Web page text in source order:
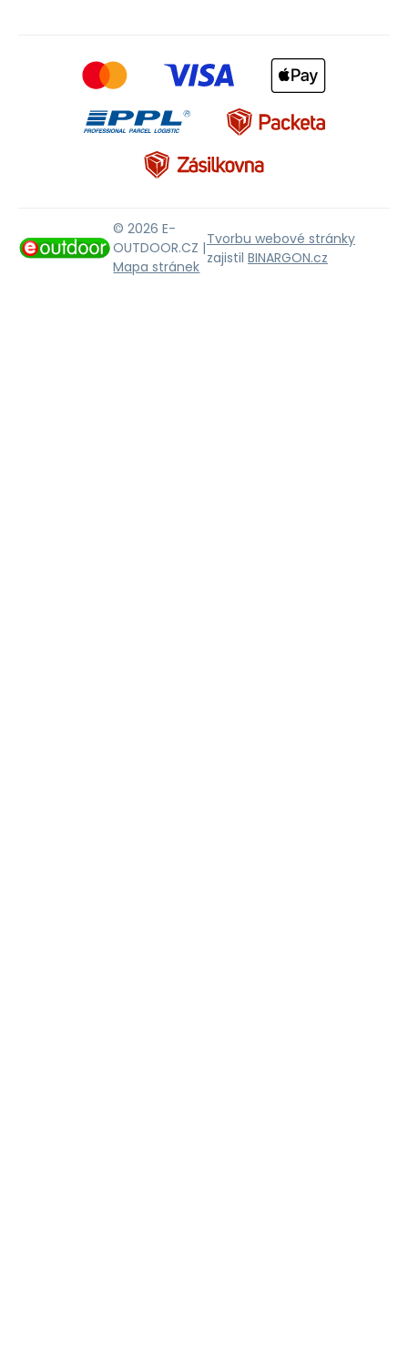
© 2026 E-
OUTDOOR.CZ |
Mapa stránek
Tvorbu webové stránky
zajistil BINARGON.cz